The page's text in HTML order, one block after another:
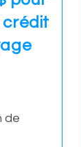
crédit
de